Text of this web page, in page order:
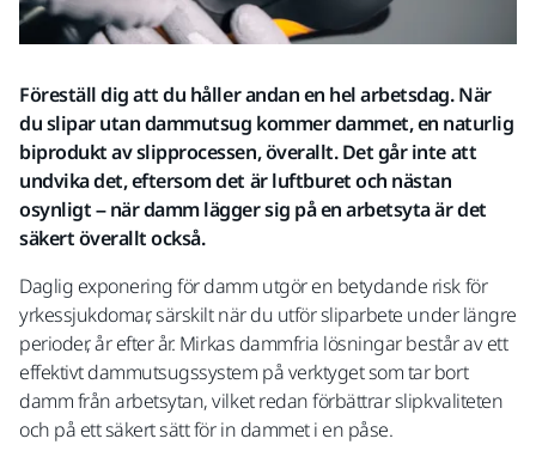
Föreställ dig att du håller andan en hel arbetsdag. När
du slipar utan dammutsug kommer dammet, en naturlig
biprodukt av slipprocessen, överallt. Det går inte att
undvika det, eftersom det är luftburet och nästan
osynligt – när damm lägger sig på en arbetsyta är det
säkert överallt också.
Daglig exponering för damm utgör en betydande risk för
yrkessjukdomar, särskilt när du utför sliparbete under längre
perioder, år efter år. Mirkas dammfria lösningar består av ett
effektivt dammutsugssystem på verktyget som tar bort
damm från arbetsytan, vilket redan förbättrar slipkvaliteten
och på ett säkert sätt för in dammet i en påse.